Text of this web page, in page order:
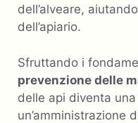
dell’alveare,
dell’apiario.
Sfruttando i
prevenzione delle
delle api diventa
un’amministrazione